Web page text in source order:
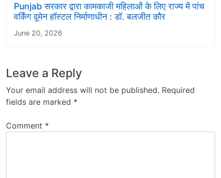
Punjab सरकार द्वारा कामकाजी महिलाओं के लिए राज्य में पांच
वर्किंग वूमेन हॉस्टल निर्माणाधीन : डॉ. बलजीत कौर
June 20, 2026
Leave a Reply
Your email address will not be published. Required
fields are marked *
Comment *